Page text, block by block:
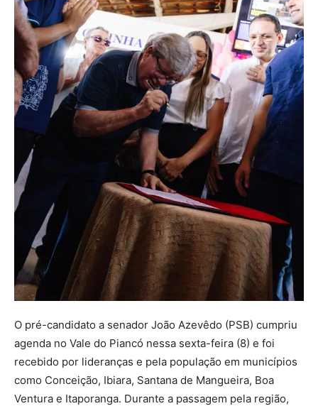
O pré-candidato a senador João Azevêdo (PSB) cumpriu
agenda no Vale do Piancó nessa sexta-feira (8) e foi
recebido por lideranças e pela população em municípios
como Conceição, Ibiara, Santana de Mangueira, Boa
Ventura e Itaporanga. Durante a passagem pela região,